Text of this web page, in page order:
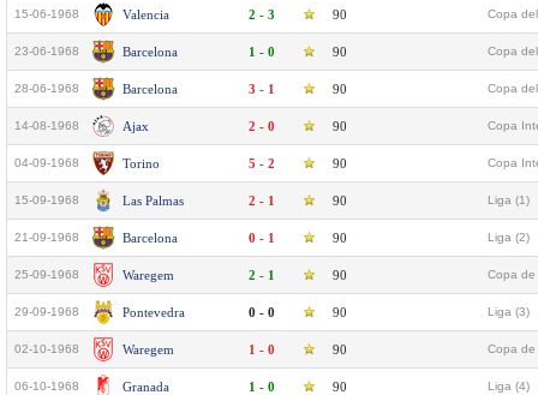
15-06-1968 Valencia 2 - 3 90 Copa
23-06-1968 Barcelona 1 - 0 90 Copa
28-06-1968 Barcelona 3 - 1 90 Copa
14-08-1968 Ajax 2 - 0 90 Copa
04-09-1968 Torino 5 - 2 90 Copa
15-09-1968 Las Palmas 2 - 1 90 Liga (1)
21-09-1968 Barcelona 0 - 1 90 Liga (2)
25-09-1968 Waregem 2 - 1 90 Copa de
29-09-1968 Pontevedra 0 - 0 90 Liga (3)
02-10-1968 Waregem 1 - 0 90 Copa de
06-10-1968 Granada 1 - 0 90 Liga (4)